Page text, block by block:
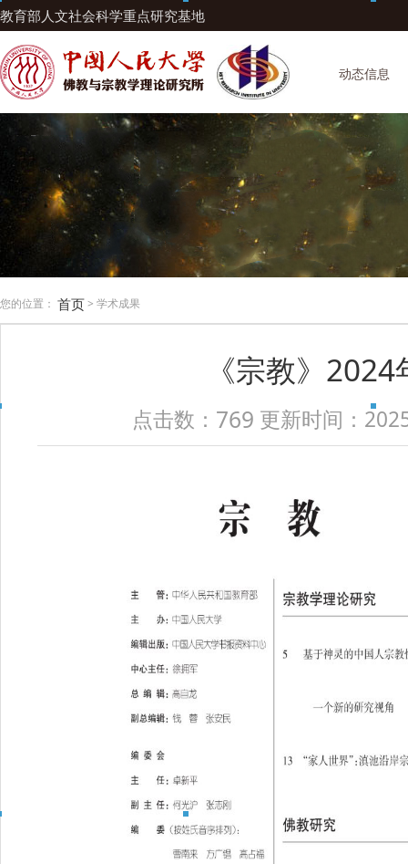
教育部人文社会科学重点研究基地
动态信息
您的位置： 首页> 学术成果
《宗教》
点击数： 769 更新时间：